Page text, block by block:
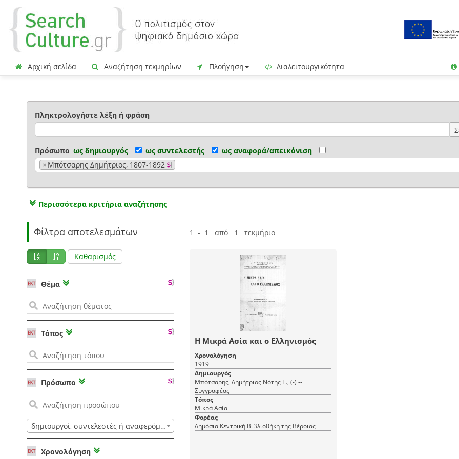
Αρχική σελίδα Αναζήτηση τεκμηρίων Πλοήγηση Διαλειτουργικότητα
Πληκτρολογήστε λέξη ή φράση
Πρόσωπο ως δημιουργός ως συντελεστής
ως αναφορά/απεικόνιση
× Μπότσαρης Δημήτριος, 1807-1892
Περισσότερα κριτήρια αναζήτησης
Φίλτρα αποτελεσμάτων
Καθαρισμός
Θέμα
Τόπος
Πρόσωπο
δημιουργοί, συντελεστές ή αναφερόμενοι
Χρονολόγηση
1 - 1 από 1 τεκμήριο
Η Μικρά Ασία και ο Ελληνισμός
Χρονολόγηση
1919
Δημιουργός
Μπότσαρης, Δημήτριος Νότης Τ., (-) --
Συγγραφέας
Τόπος
Μικρά Ασία
Φορέας
Δημόσια Κεντρική Βιβλιοθήκη της Βέροιας